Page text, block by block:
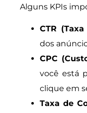
Alguns KPIs
CTR
dos
CPC
você está
clique em
Taxa de